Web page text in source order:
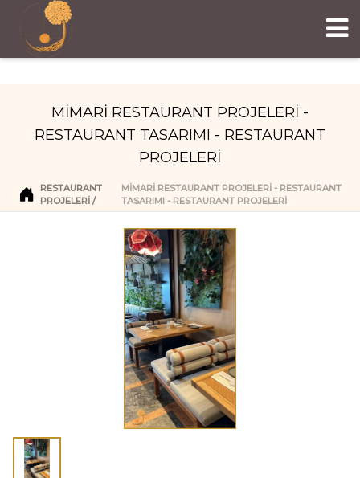
MİMARİ RESTAURANT PROJELERİ -
RESTAURANT TASARIMI - RESTAURANT
PROJELERİ
RESTAURANT
PROJELERI
MİMARİ RESTAURANT PROJELERİ - RESTAURANT
TASARIMI - RESTAURANT PROJELERİ